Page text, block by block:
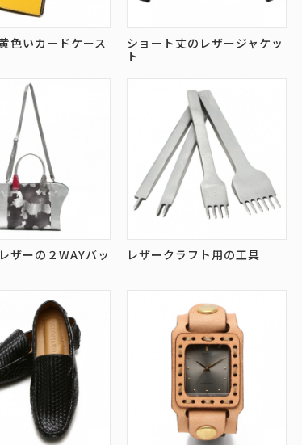
色いカードケース
ショート丈のレザージャケッ
ト
ザーの２WAYバッ レザークラフト用の工具